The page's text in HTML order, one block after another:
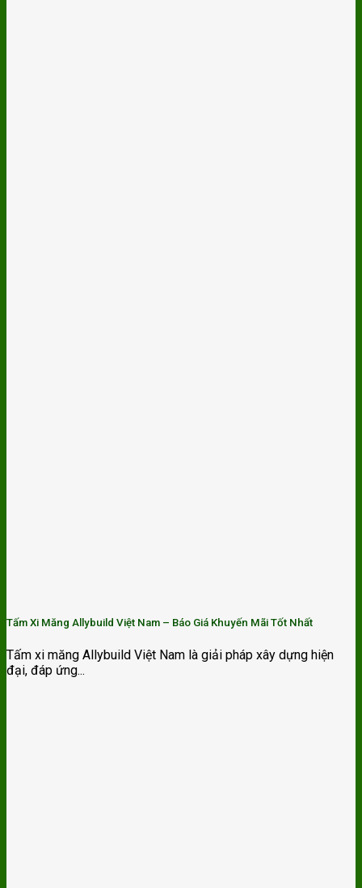
Tấm Xi Măng Allybuild Việt Nam – Báo Giá Khuyến Mãi Tốt Nhất
Tấm xi măng Allybuild Việt Nam là giải pháp xây dựng hiện
đại, đáp ứng...